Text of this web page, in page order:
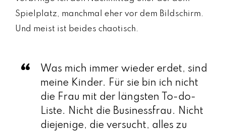
Spielplatz, manchmal eher vor dem Bildschirm.
Und meist ist beides chaotisch.
Was mich immer wieder erdet, sind
meine Kinder. Für sie bin ich nicht
die Frau mit der längsten To-do-
Liste. Nicht die Businessfrau. Nicht
diejenige, die versucht, alles zu